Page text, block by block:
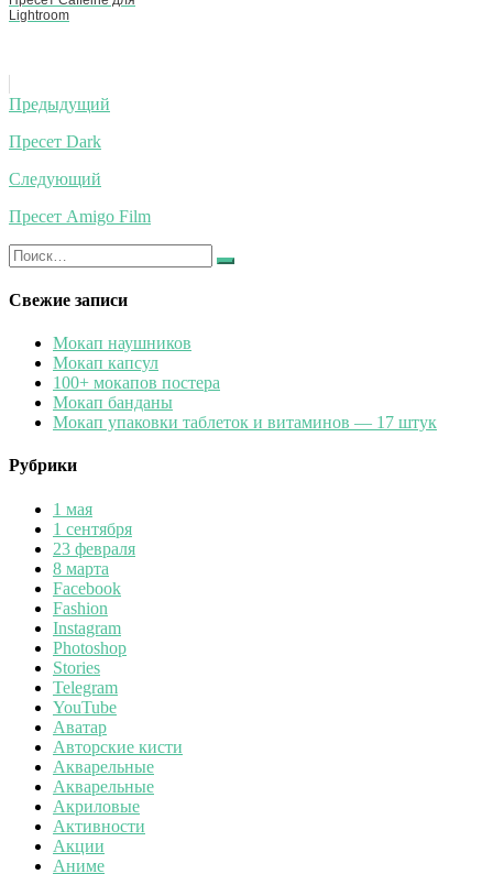
Lightroom
Навигация
по
записям
Предыдущий
Пресет Dark
Следующий
Пресет Amigo Film
Искать:
Найти
Свежие записи
Мокап наушников
Мокап капсул
100+ мокапов постера
Мокап банданы
Мокап упаковки таблеток и витаминов — 17 штук
Рубрики
1 мая
1 сентября
23 февраля
8 марта
Facebook
Fashion
Instagram
Photoshop
Stories
Telegram
YouTube
Аватар
Авторские кисти
Акварельные
Акварельные
Акриловые
Активности
Акции
Аниме